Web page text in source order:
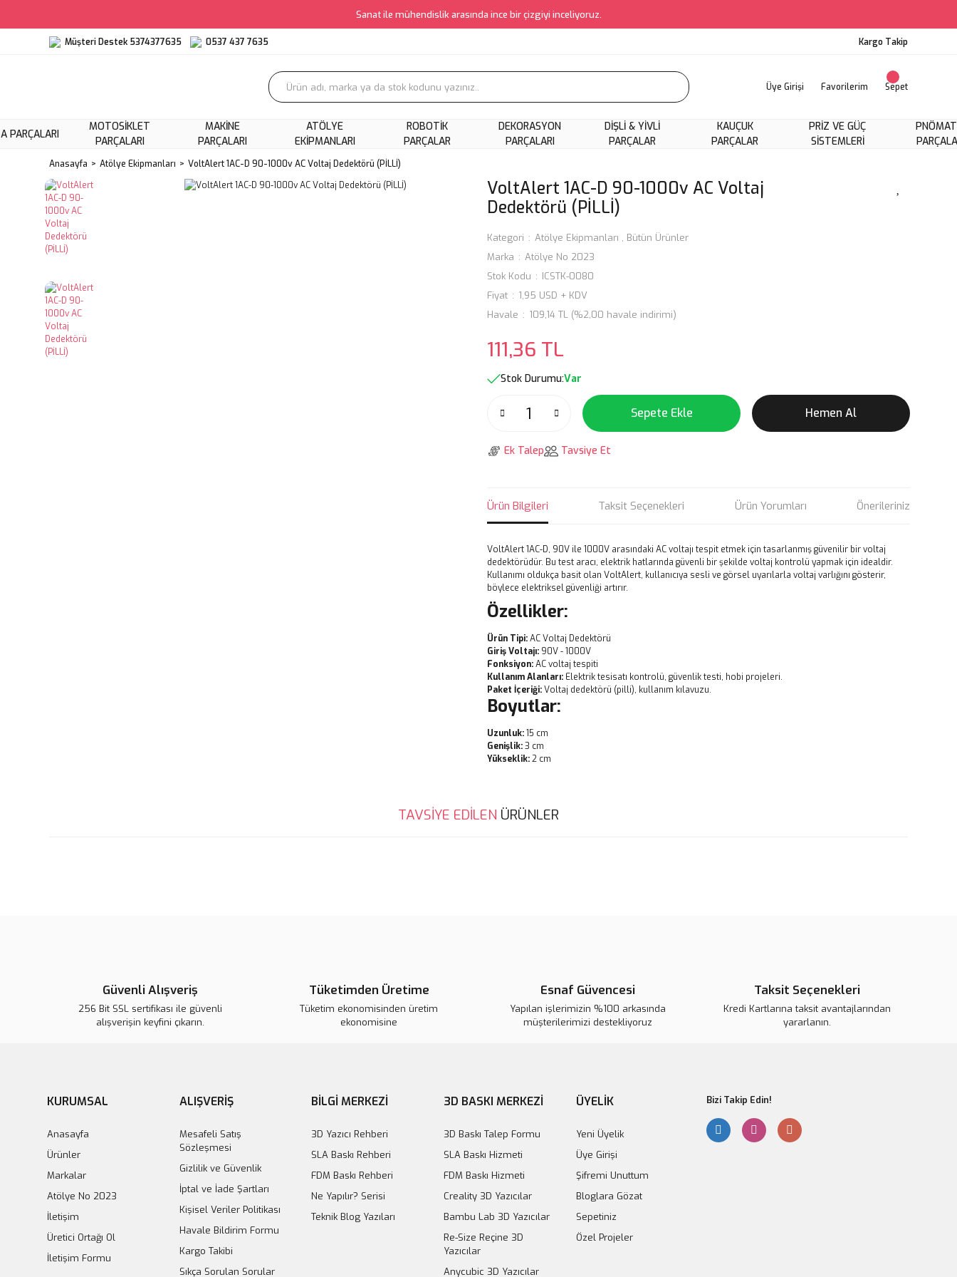
Sanat ile mühendislik arasında ince bir çizgiyi inceliyoruz.
Müşteri Destek 5374377635 0537 437 7635 Kargo Takip
Üye Girişi Favorilerim Sepet
PARÇALARI
MOTOSIKLET
PARÇALARI
MAKINE
PARÇALARI
ATÖLYE
EKIPMANLARI
ROBOTIK
PARÇALAR
DEKORASYON
PARÇALARI
DIŞLI & YIVLI
PARÇALAR
KAUÇUK
PARÇALAR
PRIZ VE GÜÇ
SISTEMLERI
Anasayfa Atölye Ekipmanları VoltAlert 1AC-D 90-1000v AC Voltaj Dedektörü (PİLLİ)
VoltAlert 1AC-D 90-1000v AC Voltaj
Dedektörü (PİLLİ)
Kategori Atölye Ekipmanları , Bütün Ürünler
Marka
Atölye No 2023
Stok Kodu
ICSTK-0080
Fiyat
1,95 USD + KDV
Havale
109,14 TL (%2,00 havale indirimi)
111,36 TL
Stok Durumu:Var
Sepete Ekle Hemen Al
Ek Talep Tavsiye Et
Ürün Bilgileri Taksit Seçenekleri Ürün Yorumları Önerileriniz
VoltAlert 1AC-D, 90V ile 1000V arasındaki AC voltajı tespit etmek için tasarlanmış güvenilir bir voltaj
dedektörüdür. Bu test aracı, elektrik hatlarında güvenli bir şekilde voltaj kontrolü yapmak için idealdir.
Kullanımı oldukça basit olan VoltAlert, kullanıcıya sesli ve görsel uyarılarla voltaj varlığını gösterir,
böylece elektriksel güvenliği artırır.
Özellikler:
Ürün Tipi:AC Voltaj Dedektörü
Giriş Voltajı: 90V - 1000V
Fonksiyon:AC voltaj tespiti
Kullanım Alanları: Elektrik tesisatı kontrolü, güvenlik testi, hobi projeleri.
Paket İçeriği:Voltaj dedektörü (pilli), kullanım kılavuzu.
Boyutlar:
Uzunluk:15 cm
Genişlik:3 cm
Yükseklik:2 cm
Bu ürünün fiyat bilgisi, resim, ürün açıklamalarında ve diğer konularda yetersiz gördüğünüz
noktaları öneri formunu kullanarak tarafımıza iletebilirsiniz.
TAVSİYE EDİLEN ÜRÜNLER
Sepete Ekle 300W 20A DC-DC Step Down Modülü Voltaj Regülatörü
2 in 1 XL4015 5A DC-DC Voltaj Düşürücü
Sepete Ekle
Güvenli Alışveriş
256 Bit SSL sertifikası ile güvenli
alışverişin keyfini çıkarın.
Tüketimden Üretime
Tüketim ekonomisinden üretim
ekonomisine
Esnaf Güvencesi
Yapılan işlerimizin %100 arkasında
müşterilerimizi destekliyoruz
Taksit Seçenekleri
Kredi Kartlarına taksit avantajlarından
yararlanın.
KURUMSAL
Anasayfa
Ürünler
Markalar
Atölye No 2023
İletişim
Üretici Ortağı Ol
İletişim Formu
ALIŞVERİŞ
Mesafeli Satış
Sözleşmesi
Gizlilik ve Güvenlik
İptal ve İade Şartları
Kişisel Veriler Politikası
Havale Bildirim Formu
Kargo Takibi
Sıkça Sorulan Sorular
BİLGİ MERKEZİ
3D Yazıcı Rehberi
SLA Baskı Rehberi
FDM Baskı Rehberi
Ne Yapılır? Serisi
Teknik Blog Yazıları
3D BASKI MERKEZİ
3D Baskı Talep Formu
SLA Baskı Hizmeti
FDM Baskı Hizmeti
Creality 3D Yazıcılar
Bambu Lab 3D Yazıcılar
Re-Size Reçine 3D
Yazıcılar
Anycubic 3D Yazıcılar
ÜYELİK
Yeni Üyelik
Üye Girişi
Şifremi Unuttum
Bloglara Gözat
Sepetiniz
Özel Projeler
Bizi Takip Edin!